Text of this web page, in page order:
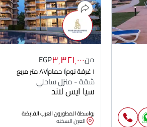
من٣٬٣٢١٬٠٠٠EGP
١ غرفة نوم ١ حمام ٨٧ متر مربع
شقة - منزل ساحلي
سيا ايس لاند
بواسطة المطورون العرب القابضة
العين السخنه